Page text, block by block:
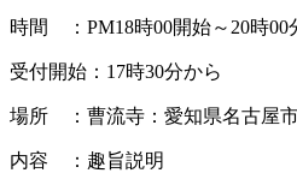
時間 ：PM18時00開始～20時00
受付開始：17時30分から
場所 ：曹流寺：愛知県名古屋
内容 ：趣旨説明